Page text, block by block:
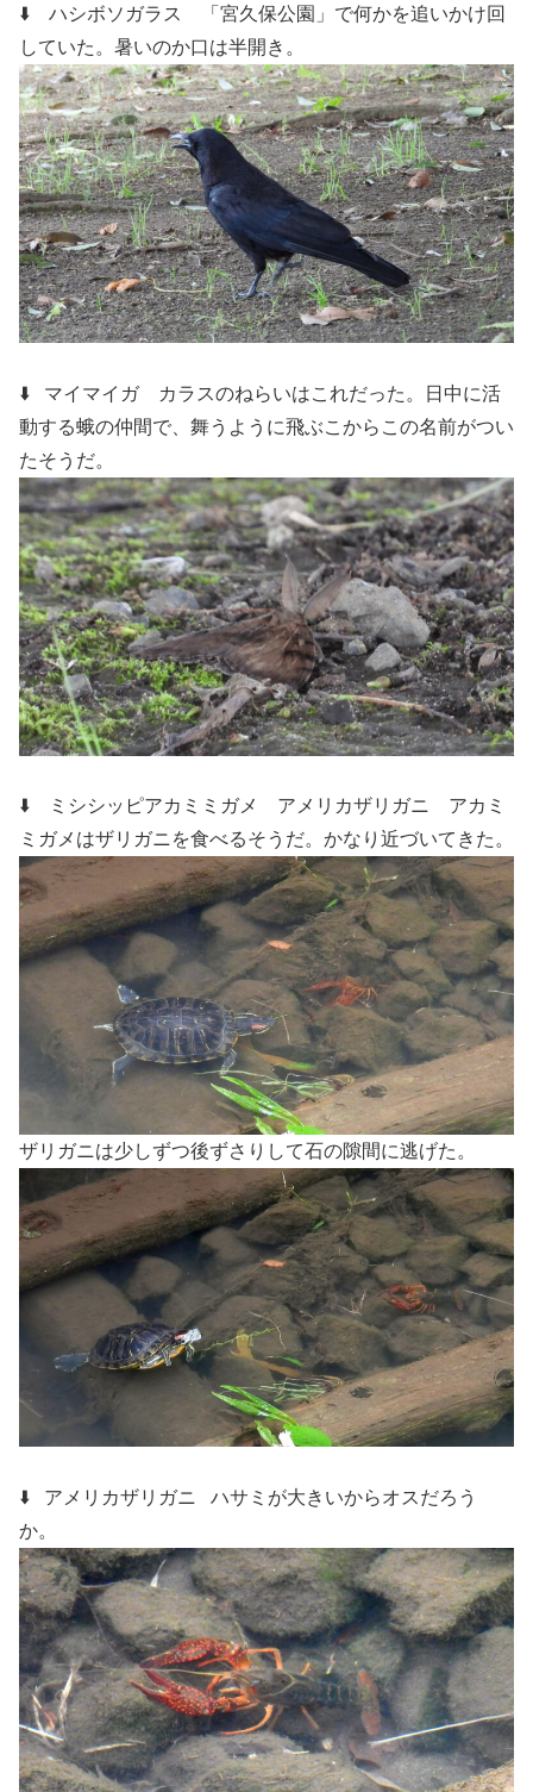
⬇️ ハシボソガラス
「宮久保公園」で何かを追いかけ回
していた。暑いのか口は半開き。
⬇️ マイマイガ
カラスのねらいはこれだった。日中に活
動する蛾の仲間で、舞うように飛ぶこからこの名前がつい
たそうだ。
⬇️ ミシシッピアカミミガメ アメリカザリガニ アカミ
ミガメはザリガニを食べるそうだ。かなり近づいてきた。
ザリガニは少しずつ後ずさりして石の隙間に逃げた。
⬇️ アメリカザリガニ ハサミが大きいからオスだろう
か。